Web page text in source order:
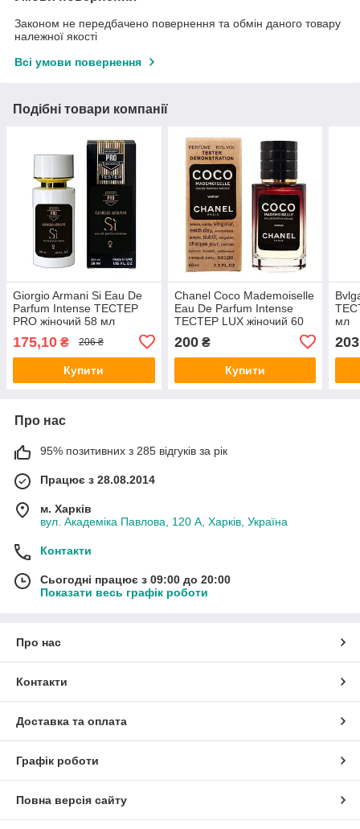
Законом не передбачено повернення та обмін даного товару
належної якості
Всі умови повернення
Подібні товари компанії
Giorgio Armani Si Eau De
Parfum Intense ТЕСТЕР
PRO жіночий 58 мл
175,10 ₴ 206 ₴
Купити
Chanel Coco Mademoiselle
Eau De Parfum Intense
ТЕСТЕР LUX жіночий 60
200₴
Купити
мл
203
Про нас
95% позитивних з 285 відгуків за рік
Працює з 28.08.2014
м. Харків
вул. Академіка Павлова, 120 А, Харків, Україна
Контакти
Сьогодні працює з 09:00 до 20:00
Показати весь графік роботи
Про нас
Контакти
Доставка та оплата
Графік роботи
Повна версія сайту